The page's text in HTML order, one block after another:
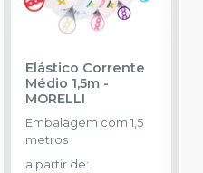
Elástico Corrente
Médio 1,5m-
MORELLI
Embalagem com 1,5
metros
a partir de: